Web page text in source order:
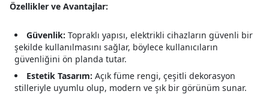
Özellikler ve Avantajlar:
Güvenlik: Topraklı yapısı, elektrikli cihazların güvenli bir
şekilde kullanılmasını sağlar, böylece kullanıcıların
güvenliğini ön planda tutar.
Estetik Tasarım: Açık füme rengi, çeşitli dekorasyon
stilleriyle uyumlu olup, modern ve şık bir görünüm sunar.